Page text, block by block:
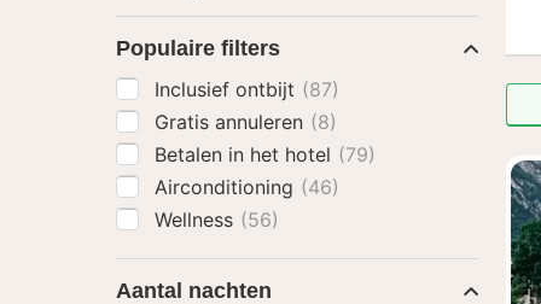
Populaire filters
Inclusief ontbijt (87)
Gratis annuleren (8)
Betalen in het hotel (79)
Airconditioning (46)
Wellness (56)
Aantal nachten